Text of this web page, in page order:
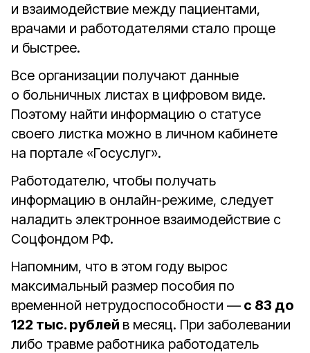
и взаимодействие между пациентами,
врачами и работодателями стало проще
и быстрее.
Все организации получают данные
о больничных листах в цифровом виде.
Поэтому найти информацию о статусе
своего листка можно в личном кабинете
на портале «Госуслуг».
Работодателю, чтобы получать
информацию в онлайн-режиме, следует
наладить электронное взаимодействие с
Соцфондом РФ.
Напомним, что в этом году вырос
максимальный размер пособия по
временной нетрудоспособности — с 83 до
122 тыс. рублей в месяц. При заболевании
либо травме работника работодатель